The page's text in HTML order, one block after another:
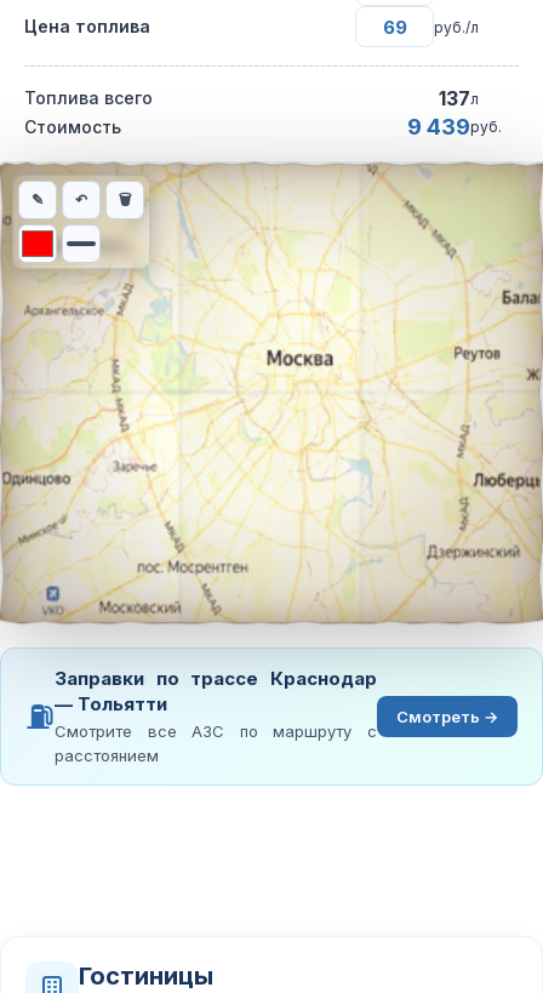
Цена топлива руб./л
Топлива всего 137л
Стоимость 9 439руб.
Интерактивная карта автомобильного маршрута из города
✎ ↶ 🗑
⛽
Заправки по трассе Краснодар
— Тольятти
Смотрите все АЗС по маршруту с
расстоянием
Смотреть →
Гостиницы